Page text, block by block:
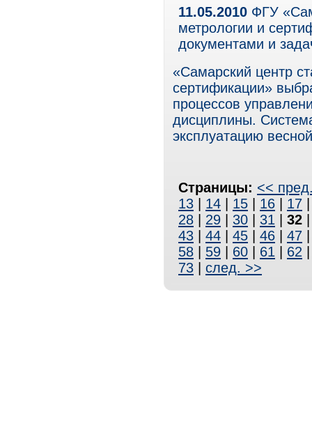
11.05.2010 ФГУ
метрологии и
документами и
«Самарский центр
сертификации»
процессов
дисциплины.
эксплуатацию
Страницы: <<
13
14 15 16 17
28
29 30 31 32
43
44 45 46 47
58
59 60 61 62
73
след. >>